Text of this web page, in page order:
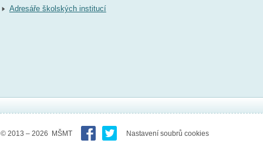
Adresáře školských institucí
© 2013 – 2026 MŠMT Nastavení soubrů cookies